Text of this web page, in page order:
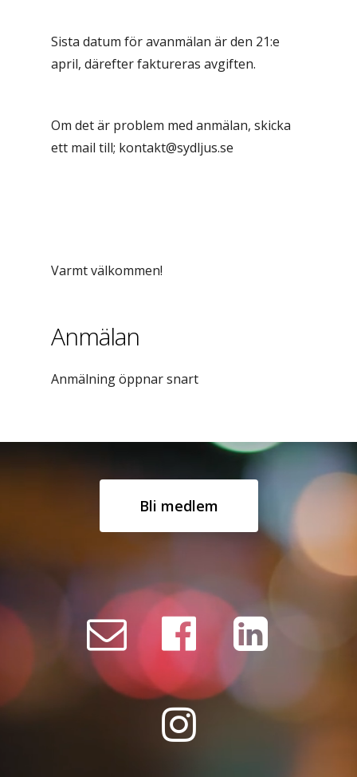
Sista datum för avanmälan är den 21:e
april, därefter faktureras avgiften.
Om det är problem med anmälan, skicka
ett mail till; kontakt@sydljus.se
Varmt välkommen!
Anmälan
Anmälning öppnar snart
Bli medlem